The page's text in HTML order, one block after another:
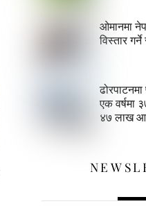
ओमानमा
विस्तार
एक वर्षमा
४७ लाख